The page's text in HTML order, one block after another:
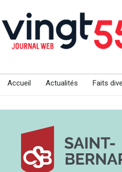
Accueil Actualités Faits